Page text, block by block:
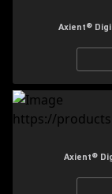
Axient®
Axient®